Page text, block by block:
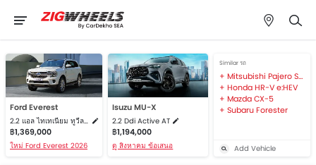
Ford Everest
2.2 แอล ไทเทเนียม ทูวีลไดรฟ์
฿1,369,000
ใหม่ Ford Everest 2026
Isuzu MU-X
2.2 Ddi Active AT
฿1,194,000
ดู สิงหาคม ข้อเสนอ
Similar รถ
Mitsubishi Pajero Sport
Honda HR-V e:HEV
Mazda CX-5
Subaru Forester
Add Vehicle